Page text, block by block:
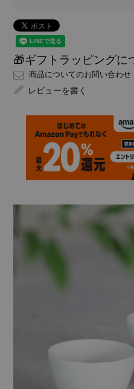
🎁ギフトラッピングに
商品についてのお問い合わせ
レビューを書く